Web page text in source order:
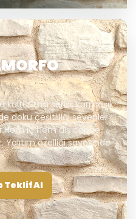
kültür taşı serisi; karmaşık
doku çeşitliliği sevenler
iç hem dış cephe
özelliği sayesinde
Teklif Al